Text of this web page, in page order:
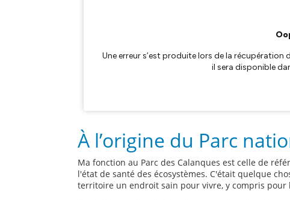
À l’origine du Parc
Ma fonction au Parc des Calanques est celle de
l'état de santé des écosystèmes. C'était quelque
territoire un endroit sain pour vivre, y compris pour